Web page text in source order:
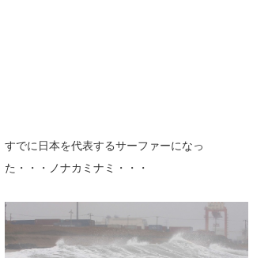
すでに日本を代表するサーファーになっ
た・・・ノナカミナミ・・・